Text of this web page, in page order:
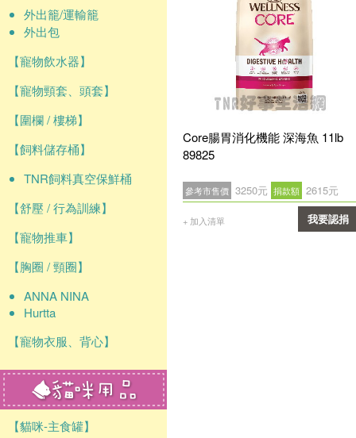
外出籠/運輸籠
外出包
【寵物飲水器】
【寵物頸套、頭套】
【圍欄 / 樓梯】
【飼料儲存桶】
TNR飼料真空保鮮桶
【舒壓 / 行為訓練】
【寵物推車】
【胸圈 / 頸圈】
ANNA NINA
Hurtta
【寵物衣服、背心】
【貓咪-主食罐】
Core腸胃消化機能 深海魚 11lb
89825
參考市售價 3250元 捐款額 2615元
+ 加入清單 我要認捐